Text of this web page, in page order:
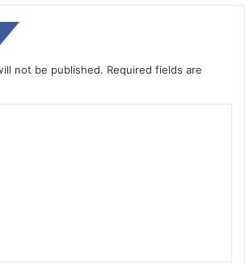
Perkuat Posisi Rupiah
Tingkatkan
not be published. Required fields are